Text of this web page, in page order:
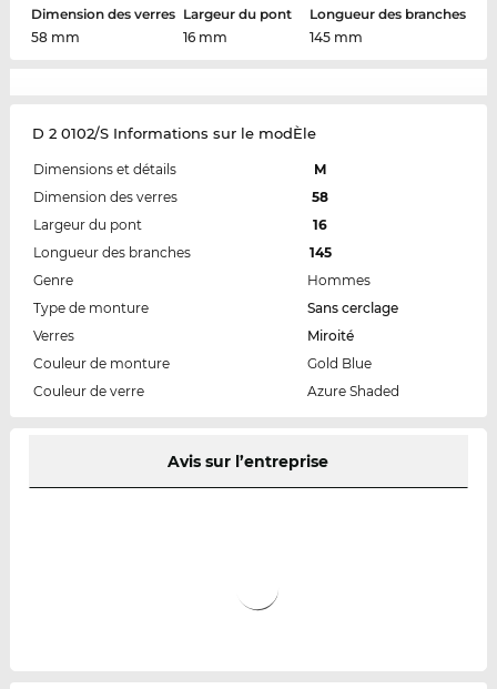
Dimension des verres
58 mm
Largeur du pont
16 mm
Longueur des branches
145 mm
D 2 0102/S Informations sur le modÈle
Dimensions et détails
M
Dimension des verres
58
Largeur du pont
16
Longueur des branches
145
Genre
Hommes
Type de monture
Sans cerclage
Verres
Miroité
Couleur de monture
Gold Blue
Couleur de verre
Azure Shaded
Avis sur l’entreprise